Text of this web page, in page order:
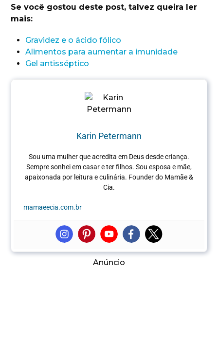
Se você gostou deste post, talvez queira ler
mais:
Gravidez e o ácido fólico
Alimentos para aumentar a imunidade
Gel antisséptico
Karin Petermann
Sou uma mulher que acredita em Deus desde criança.
Sempre sonhei em casar e ter filhos. Sou esposa e mãe,
apaixonada por leitura e culinária. Founder do Mamãe &
Cia.
mamaeecia.com.br
Anúncio